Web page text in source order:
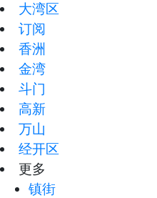
大湾区
订阅
香洲
金湾
斗门
高新
万山
经开区
更多
镇街